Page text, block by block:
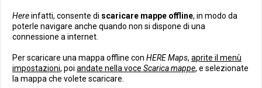
Hereinfatti, consente di scaricare mappe offline, in modo da
poterle navigare anche quando non si dispone di una
connessione a internet.
Per scaricare una mappa offline con HERE Maps, aprite il menù
impostazioni, poi andate nella voce Scarica mappe, e selezionate
la mappa che volete scaricare.